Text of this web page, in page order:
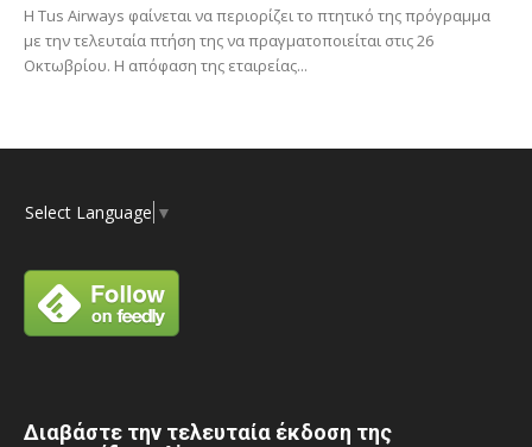
Η Tus Airways φαίνεται να περιορίζει το πτητικό της πρόγραμμα
με την τελευταία πτήση της να πραγματοποιείται στις 26
Οκτωβρίου. Η απόφαση της εταιρείας...
Select Language ▼
Διαβάστε την τελευταία έκδοση της